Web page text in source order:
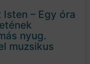
– Egy óra
nyug.
muzsikus